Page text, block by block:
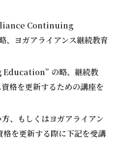
Continuing
ヨガアライアンス継続教育
Education” の略、継続教
格を更新するための講座を
、もしくはヨガアライアン
を更新する際に下記を受講